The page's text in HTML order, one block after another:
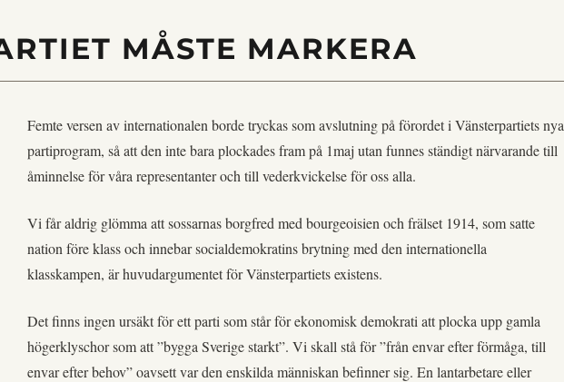
MÅSTE MARKERA
Femte versen av internationalen borde tryckas som avslutning på förordet i Vänsterpartiets nya
partiprogram, så att den inte bara plockades fram på 1maj utan funnes ständigt närvarande till
åminnelse för våra representanter och till vederkvickelse för oss alla.
Vi får aldrig glömma att sossarnas borgfred med bourgeoisien och frälset 1914, som satte
nation före klass och innebar socialdemokratins brytning med den internationella
klasskampen, är huvudargumentet för Vänsterpartiets existens.
Det finns ingen ursäkt för ett parti som står för ekonomisk demokrati att plocka upp gamla
högerklyschor som att ”bygga Sverige starkt”. Vi skall stå för ”från envar efter förmåga, till
envar efter behov” oavsett var den enskilda människan befinner sig. En lantarbetare eller